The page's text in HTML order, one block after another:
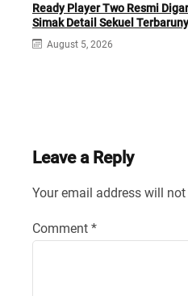
Ready Player Two Resmi
Simak Detail Sekuel
August 5, 2026
Leave a Reply
Your email address will
Comment *